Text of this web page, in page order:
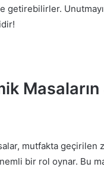
getirebilirler.
Masaların
mutfakta geçirilen
bir rol oynar. Bu